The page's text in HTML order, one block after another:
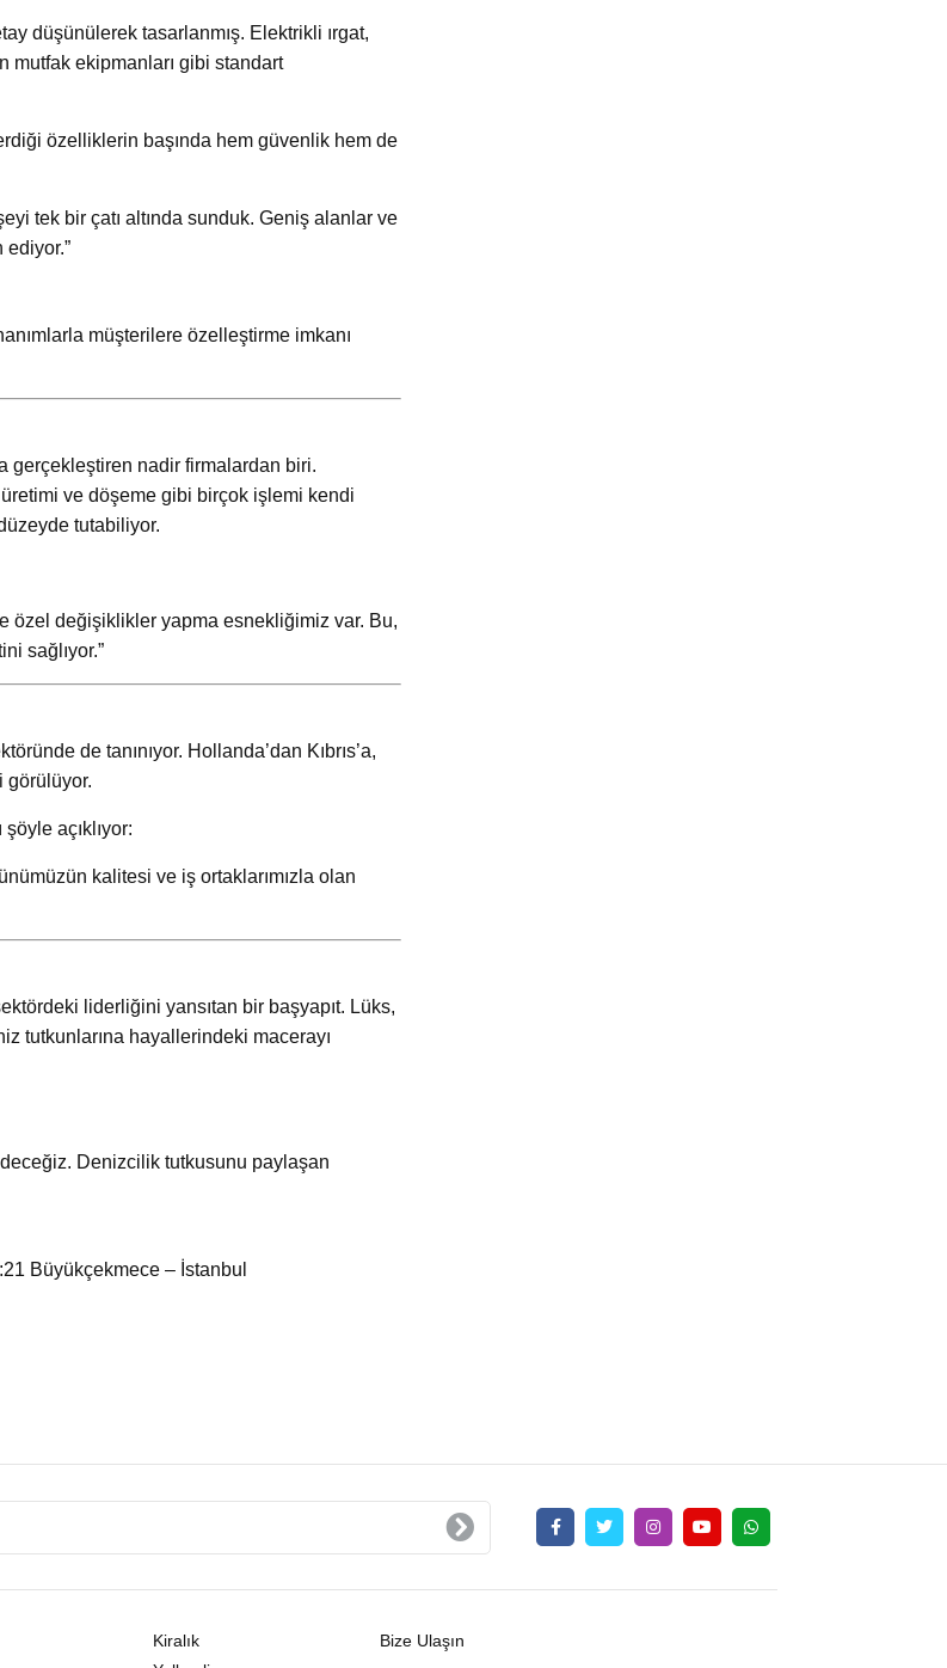
düşünülerek tasarlanmış. Elektrikli ırgat,
mutfak ekipmanları gibi standart
özelliklerin başında hem güvenlik hem de
tek bir çatı altında sunduk. Geniş alanlar ve
ediyor.”
müşterilere özelleştirme imkanı
gerçekleştiren nadir firmalardan biri.
ve döşeme gibi birçok işlemi kendi
tutabiliyor.
özel değişiklikler yapma esnekliğimiz var. Bu,
sağlıyor.”
de tanınıyor. Hollanda’dan Kıbrıs’a,
görülüyor.
açıklıyor:
kalitesi ve iş ortaklarımızla olan
liderliğini yansıtan bir başyapıt. Lüks,
tutkunlarına hayallerindeki macerayı
Denizcilik tutkusunu paylaşan
Büyükçekmece – İstanbul
Kiralık
Bize Ulaşın